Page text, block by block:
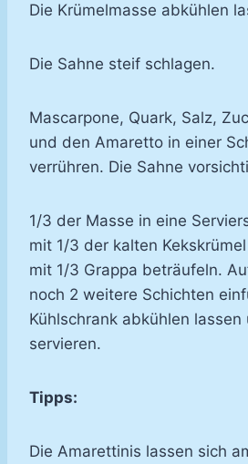
Die Krümelmasse abkühlen
Die Sahne steif schlagen.
Mascarpone, Quark, Salz,
und den Amaretto in einer
verrühren. Die Sahne
1/3 der Masse in eine
mit 1/3 der kalten
mit 1/3 Grappa beträufeln.
noch 2 weitere Schichten
Kühlschrank abkühlen
servieren.
Tipps:
Die Amarettinis lassen sich